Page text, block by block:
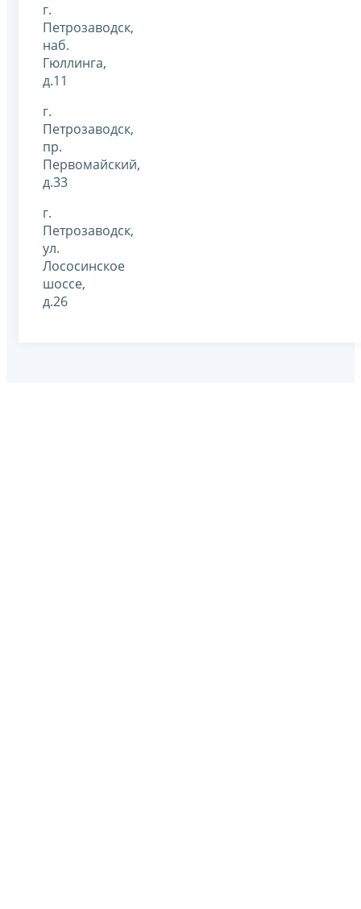
г.
Петрозаводск,
наб.
Гюллинга,
д.11
г.
Петрозаводск,
пр.
Первомайский,
д.33
г.
Петрозаводск,
ул.
Лососинское
шоссе,
д.26